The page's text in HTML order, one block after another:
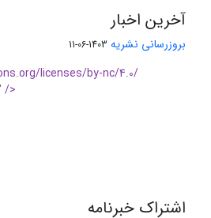
آخرین اخبار
بروزرسانی نشریه 1403-06-11
licenses/by-nc/4.0/
/>
اشتراک خبرنامه